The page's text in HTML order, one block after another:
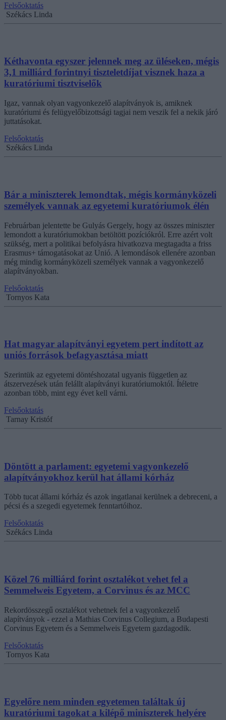
Felsőoktatás
Székács Linda
Kéthavonta egyszer jelennek meg az üléseken, mégis
3,1 milliárd forintnyi tiszteletdíjat visznek haza a
kuratóriumi tisztviselők
Igaz, vannak olyan vagyonkezelő alapítványok is, amiknek
kuratóriumi és felügyelőbizottsági tagjai nem veszik fel a nekik járó
juttatásokat.
Felsőoktatás
Székács Linda
Bár a miniszterek lemondtak, mégis kormányközeli
személyek vannak az egyetemi kuratóriumok élén
Februárban jelentette be Gulyás Gergely, hogy az összes miniszter
lemondott a kuratóriumokban betöltött pozíciókról. Erre azért volt
szükség, mert a politikai befolyásra hivatkozva megtagadta a friss
Erasmus+ támogatásokat az Unió. A lemondások ellenére azonban
még mindig kormányközeli személyek vannak a vagyonkezelő
alapítványokban.
Felsőoktatás
Tornyos Kata
Hat magyar alapítványi egyetem pert indított az
uniós források befagyasztása miatt
Szerintük az egyetemi döntéshozatal ugyanis független az
átszervezések után felállt alapítványi kuratóriumoktól. Ítéletre
azonban több, mint egy évet kell várni.
Felsőoktatás
Tarnay Kristóf
Döntött a parlament: egyetemi vagyonkezelő
alapítványokhoz kerül hat állami kórház
Több tucat állami kórház és azok ingatlanai kerülnek a debreceni, a
pécsi és a szegedi egyetemek fenntartóihoz.
Felsőoktatás
Székács Linda
Közel 76 milliárd forint osztalékot vehet fel a
Semmelweis Egyetem, a Corvinus és az MCC
Rekordösszegű osztalékot vehetnek fel a vagyonkezelő
alapítványok - ezzel a Mathias Corvinus Collegium, a Budapesti
Corvinus Egyetem és a Semmelweis Egyetem gazdagodik.
Felsőoktatás
Tornyos Kata
Egyelőre nem minden egyetemen találtak új
kuratóriumi tagokat a kilépő miniszterek helyére